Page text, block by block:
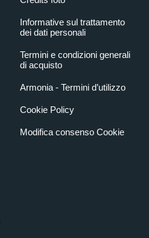
Informative sul trattamento
dei dati personali
Termini e condizioni generali
di acquisto
Armonia - Termini d’utilizzo
Cookie Policy
Modifica consenso Cookie